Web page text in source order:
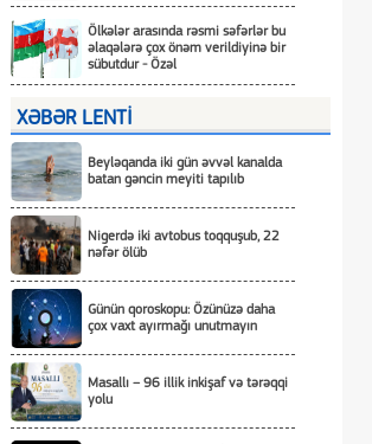
Ölkələr arasında rəsmi səfərlər bu
əlaqələrə çox önəm verildiyinə bir
sübutdur - Özəl
XƏBƏR LENTİ
Beyləqanda iki gün əvvəl kanalda
batan gəncin meyiti tapılıb
Nigerdə iki avtobus toqquşub, 22
nəfər ölüb
Günün qoroskopu: Özünüzə daha
çox vaxt ayırmağı unutmayın
Masallı – 96 illik inkişaf və tərəqqi
yolu